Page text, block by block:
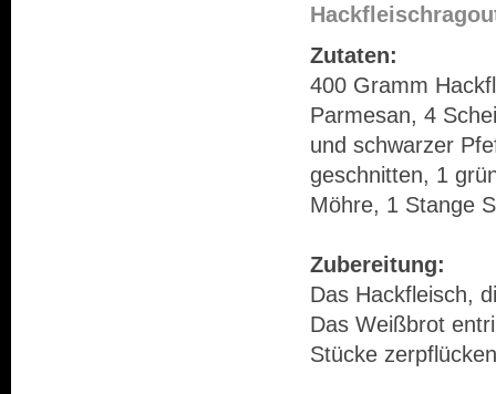
Zutaten:
400 Gramm
Parmesan, 4
und schwarzer
geschnitten, 1
Möhre, 1 Stange
Zubereitung:
Das Hackfleisch,
Das Weißbrot
Stücke